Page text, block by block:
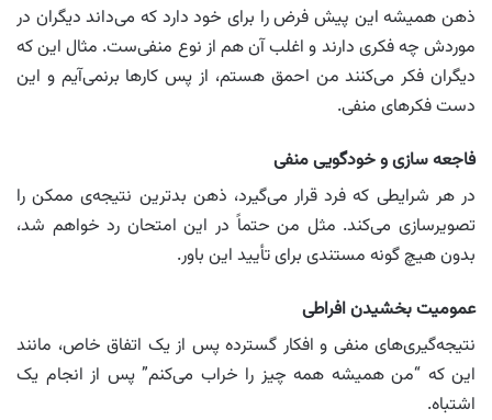
ذهن همیشه این پیش فرض را برای خود دارد که می‌داند دیگران در
موردش چه فکری دارند و اغلب آن هم از نوع منفی‌ست. مثال این که
دیگران فکر می‌کنند من احمق هستم، از پس کارها برنمی‌آیم و این
دست فکرهای منفی.
فاجعه سازی و خودگویی منفی
در هر شرایطی که فرد قرار می‌گیرد، ذهن بدترین نتیجه‌ی ممکن را
تصویرسازی می‌کند. مثل من حتماً در این امتحان رد خواهم شد،
بدون هیچ گونه مستندی برای تأیید این باور.
عمومیت بخشیدن افراطی
نتیجه‌گیری‌های منفی و افکار گسترده پس از یک اتفاق خاص، مانند
این که “من همیشه همه چیز را خراب می‌کنم” پس از انجام یک
اشتباه.